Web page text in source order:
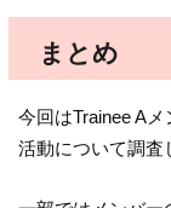
まとめ
今回はTrainee A
活動について調査